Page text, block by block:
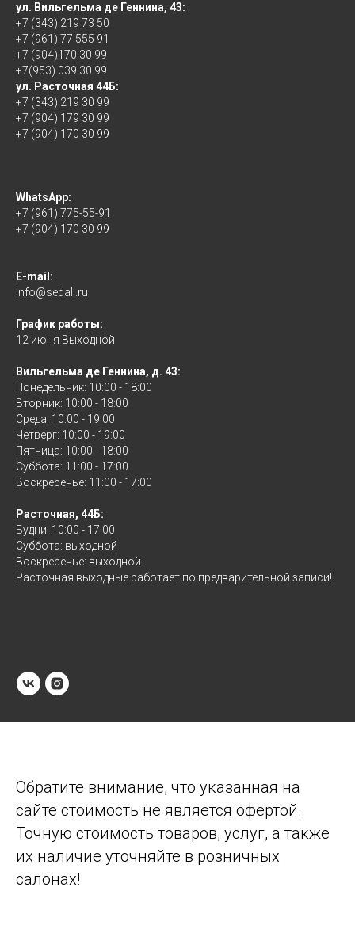
ул. Вильгельма де Геннина, 43:
+7 (343) 219 73 50
+7 (961) 77 555 91
+7 (904)170 30 99
+7(953) 039 30 99
ул. Расточная 44Б:
+7 (343) 219 30 99
+7 (904) 179 30 99
+7 (904) 170 30 99
WhatsApp:
+7 (961) 775-55-91
+7 (904) 170 30 99
E-mail:
info@sedali.ru
График работы:
12 июня Выходной
Вильгельма де Геннина, д. 43:
Понедельник: 10:00 - 18:00
Вторник: 10:00 - 18:00
Среда: 10:00 - 19:00
Четверг: 10:00 - 19:00
Пятница: 10:00 - 18:00
Суббота: 11:00 - 17:00
Воскресенье: 11:00 - 17:00
Расточная, 44Б:
Будни: 10:00 - 17:00
Суббота: выходной
Воскресенье: выходной
Расточная выходные работает по предварительной записи!
Обратите внимание, что указанная на
сайте стоимость не является офертой.
Точную стоимость товаров, услуг, а также
их наличие уточняйте в розничных
салонах!